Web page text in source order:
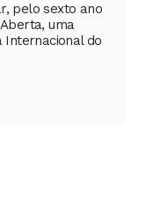
pelo sexto ano
uma
Internacional do